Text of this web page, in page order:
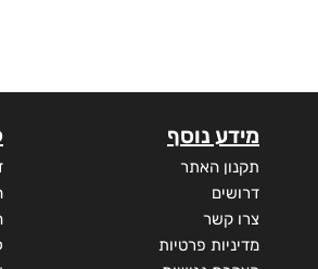
מידע נוסף
תקנון האתר
דרושים
צרו קשר
מדיניות פרטיות